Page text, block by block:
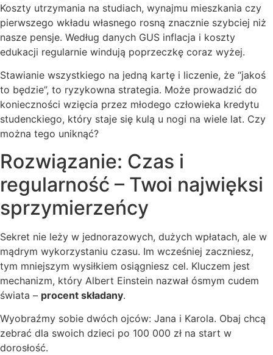
Koszty utrzymania na studiach, wynajmu mieszkania czy
pierwszego wkładu własnego rosną znacznie szybciej niż
nasze pensje. Według danych GUS inflacja i koszty
edukacji regularnie windują poprzeczkę coraz wyżej.
Stawianie wszystkiego na jedną kartę i liczenie, że “jakoś
to będzie”, to ryzykowna strategia. Może prowadzić do
konieczności wzięcia przez młodego człowieka kredytu
studenckiego, który staje się kulą u nogi na wiele lat. Czy
można tego uniknąć?
Rozwiązanie: Czas i
regularność – Twoi najwięksi
sprzymierzeńcy
Sekret nie leży w jednorazowych, dużych wpłatach, ale w
mądrym wykorzystaniu czasu. Im wcześniej zaczniesz,
tym mniejszym wysiłkiem osiągniesz cel. Kluczem jest
mechanizm, który Albert Einstein nazwał ósmym cudem
świata – procent składany.
Wyobraźmy sobie dwóch ojców: Jana i Karola. Obaj chcą
zebrać dla swoich dzieci po 100 000 zł na start w
dorosłość.